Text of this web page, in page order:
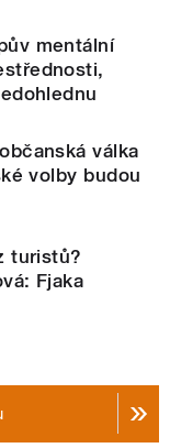
mentální
válka
volby budou
turistů?
Fjaka